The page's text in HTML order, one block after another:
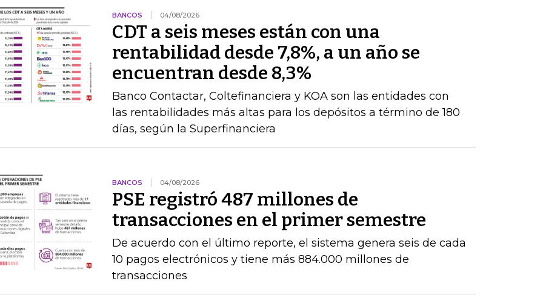
BANCOS 04/08/2026
CDT a seis meses están con una
rentabilidad desde 7,8%, a un año se
encuentran desde 8,3%
Banco Contactar, Coltefinanciera y KOA son las entidades con
las rentabilidades más altas para los depósitos a término de 180
días, según la Superfinanciera
BANCOS 04/08/2026
PSE registró 487 millones de
transacciones en el primer semestre
De acuerdo con el último reporte, el sistema genera seis de cada
10 pagos electrónicos y tiene más 884.000 millones de
transacciones